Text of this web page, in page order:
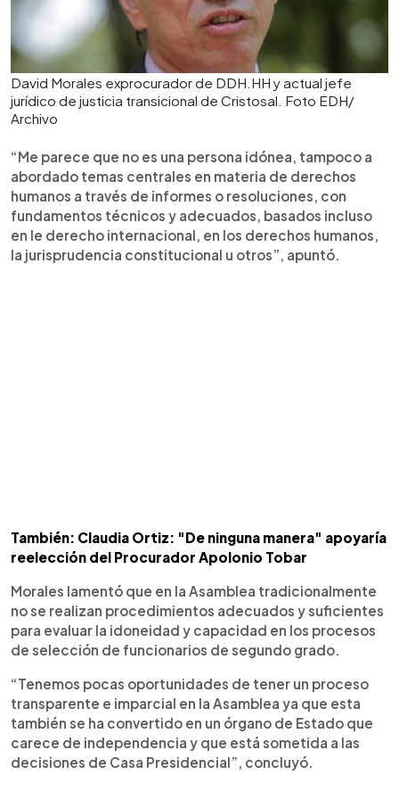
David Morales exprocurador de DDH.HH y actual jefe
jurídico de justicia transicional de Cristosal. Foto EDH/
Archivo
“Me parece que no es una persona idónea, tampoco a
abordado temas centrales en materia de derechos
humanos a través de informes o resoluciones, con
fundamentos técnicos y adecuados, basados incluso
en le derecho internacional, en los derechos humanos,
la jurisprudencia constitucional u otros”, apuntó.
También: Claudia Ortiz: "De ninguna manera" apoyaría
reelección del Procurador Apolonio Tobar
Morales lamentó que en la Asamblea tradicionalmente
no se realizan procedimientos adecuados y suficientes
para evaluar la idoneidad y capacidad en los procesos
de selección de funcionarios de segundo grado.
“Tenemos pocas oportunidades de tener un proceso
transparente e imparcial en la Asamblea ya que esta
también se ha convertido en un órgano de Estado que
carece de independencia y que está sometida a las
decisiones de Casa Presidencial”, concluyó.